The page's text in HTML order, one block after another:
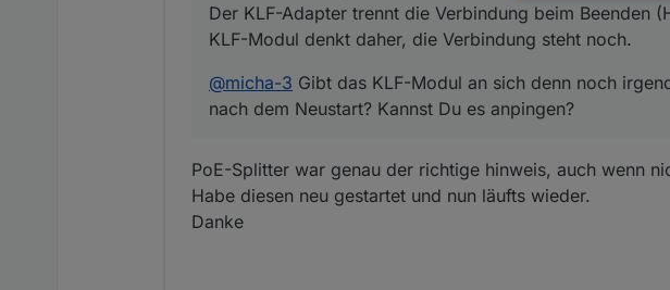
Der KLF-Adapter trennt die Verbindung beim Beenden
KLF-Modul denkt daher, die Verbindung steht noch.
@micha-3 Gibt das KLF-Modul an sich denn noch
nach dem Neustart? Kannst Du es anpingen?
PoE-Splitter war genau der richtige hinweis, auch wenn
Habe diesen neu gestartet und nun läufts wieder.
Danke